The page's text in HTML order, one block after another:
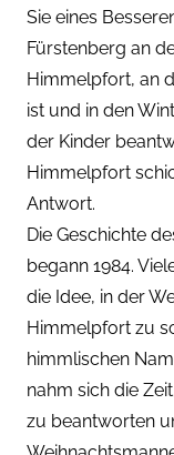
Sie eines
Fürstenberg an
Himmelpfort, an
ist und in den
der Kinder
Himmelpfort
Antwort.
Die Geschichte
begann 1984.
die Idee, in der
Himmelpfort zu
himmlischen
nahm sich die
zu beantworten